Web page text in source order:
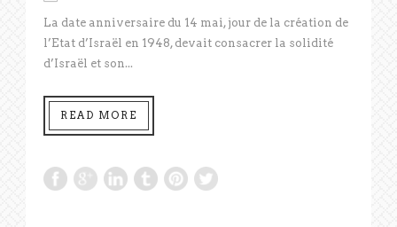
La date anniversaire du 14 mai, jour de la création de
l’Etat d’Israël en 1948, devait consacrer la solidité
d’Israël et son...
READ MORE